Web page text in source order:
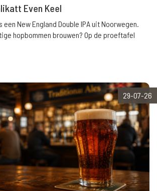
Even Keel
een New England Double IPA uit Noorwegen.
hopbommen brouwen? Op de proeftafel
29-07-26